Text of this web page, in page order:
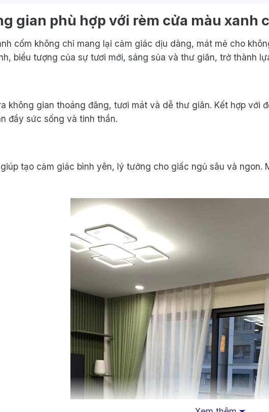
gian phù hợp với rèm cửa màu xanh
cốm không chỉ mang lại cảm giác dịu dàng, mát mẻ cho
biểu tượng của sự tươi mới, sáng sủa và thư giãn, trở thành
không gian thoáng đãng, tươi mát và dễ thư giãn. Kết hợp với
đầy sức sống và tinh thần.
tạo cảm giác bình yên, lý tưởng cho giấc ngủ sâu và